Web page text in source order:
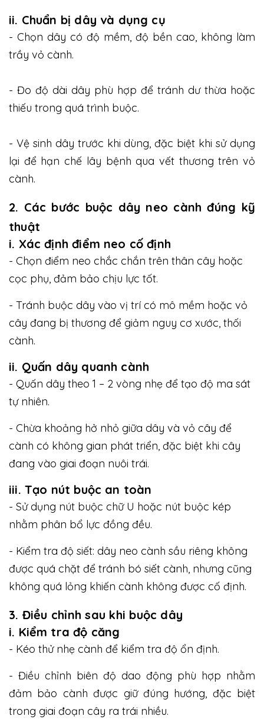
ii. Chuẩn bị dây và dụng cụ
- Chọn dây có độ mềm, độ bền cao, không làm
trầy vỏ cành.
- Đo độ dài dây phù hợp để tránh dư thừa hoặc
thiếu trong quá trình buộc.
- Vệ sinh dây trước khi dùng, đặc biệt khi sử dụng
lại để hạn chế lây bệnh qua vết thương trên vỏ
cành.
2. Các bước buộc dây neo cành đúng kỹ
thuật
i. Xác định điểm neo cố định
- Chọn điểm neo chắc chắn trên thân cây hoặc
cọc phụ, đảm bảo chịu lực tốt.
- Tránh buộc dây vào vị trí có mô mềm hoặc vỏ
cây đang bị thương để giảm nguy cơ xước, thối
cành.
ii. Quấn dây quanh cành
- Quấn dây theo 1 – 2 vòng nhẹ để tạo độ ma sát
tự nhiên.
- Chừa khoảng hở nhỏ giữa dây và vỏ cây để
cành có không gian phát triển, đặc biệt khi cây
đang vào giai đoạn nuôi trái.
iii. Tạo nút buộc an toàn
- Sử dụng nút buộc chữ U hoặc nút buộc kép
nhằm phân bổ lực đồng đều.
- Kiểm tra độ siết: dây neo cành sầu riêng không
được quá chặt để tránh bó siết cành, nhưng cũng
không quá lỏng khiến cành không được cố định.
3. Điều chỉnh sau khi buộc dây
i. Kiểm tra độ căng
- Kéo thử nhẹ cành để kiểm tra độ ổn định.
- Điều chỉnh biên độ dao động phù hợp nhằm
đảm bảo cành được giữ đúng hướng, đặc biệt
trong giai đoạn cây ra trái nhiều.